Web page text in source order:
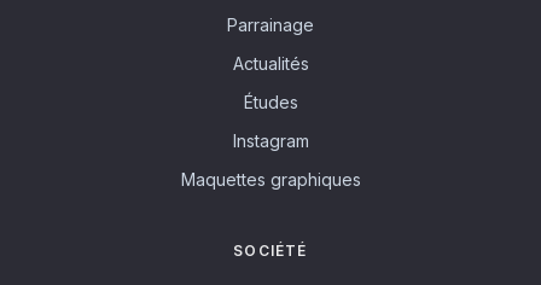
Parrainage
Actualités
Études
Instagram
Maquettes graphiques
SOCIÉTÉ